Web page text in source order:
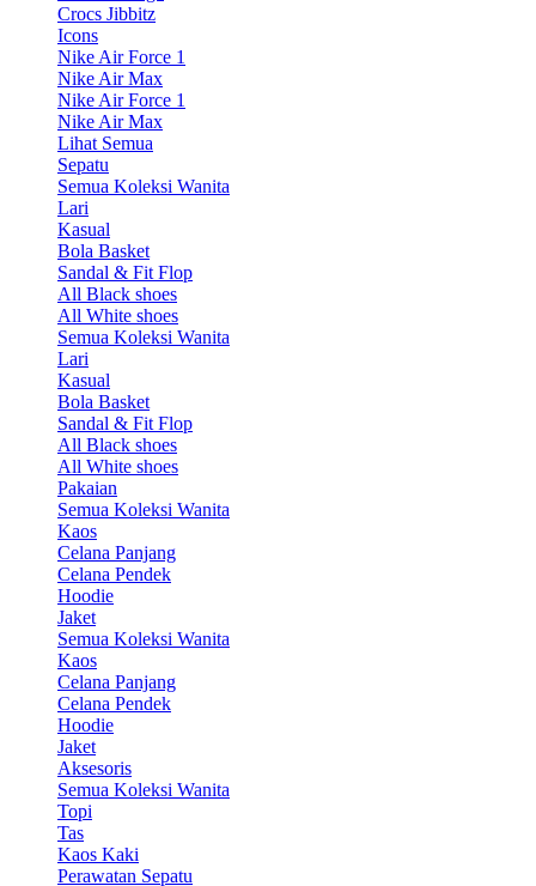
Crocs Jibbitz
Icons
Nike Air Force 1
Nike Air Max
Nike Air Force 1
Nike Air Max
Lihat Semua
Sepatu
Semua Koleksi Wanita
Lari
Kasual
Bola Basket
Sandal & Fit Flop
All Black shoes
All White shoes
Semua Koleksi Wanita
Lari
Kasual
Bola Basket
Sandal & Fit Flop
All Black shoes
All White shoes
Pakaian
Semua Koleksi Wanita
Kaos
Celana Panjang
Celana Pendek
Hoodie
Jaket
Semua Koleksi Wanita
Kaos
Celana Panjang
Celana Pendek
Hoodie
Jaket
Aksesoris
Semua Koleksi Wanita
Topi
Tas
Kaos Kaki
Perawatan Sepatu